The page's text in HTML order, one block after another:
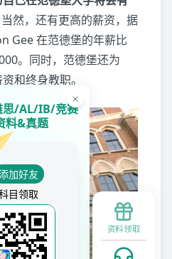
当然，还有更高的薪资，据
Gee 在范德堡的年薪比
。同时，范德堡还为
和终身教职。
资料领取
思/AL/IB/竞赛
料&真题
加好友
目领取